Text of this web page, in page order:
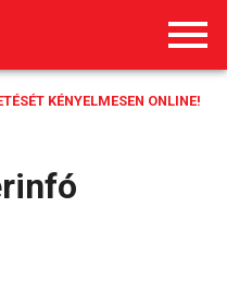
KÉNYELMESEN ONLINE!